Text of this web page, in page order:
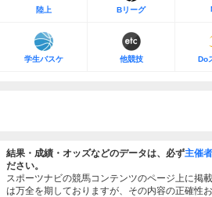
陸上 Bリーグ
学生バスケ 他競技 Do
結果・成績・オッズなどのデータは、必ず主催者
ださい。
スポーツナビの競馬コンテンツのページ上に掲
は万全を期しておりますが、その内容の正確性